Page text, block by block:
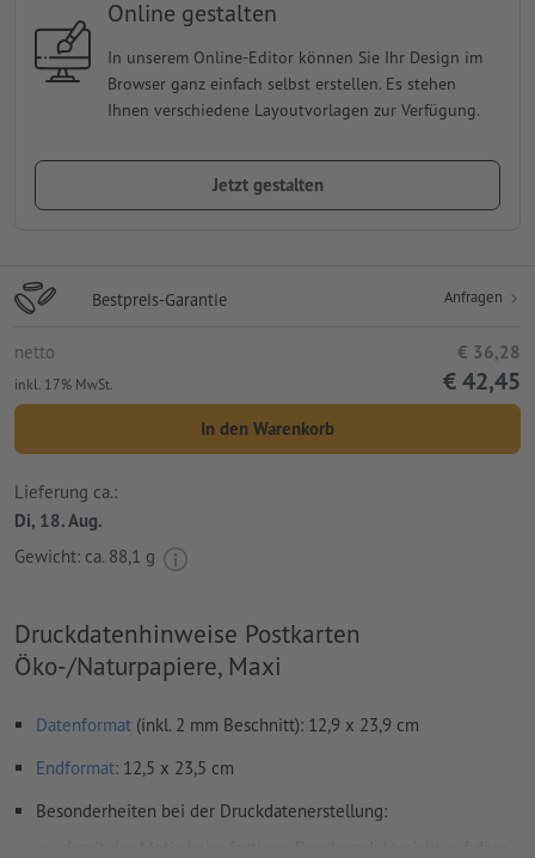
Online gestalten
In unserem Online-Editor können Sie Ihr Design im
Browser ganz einfach selbst erstellen. Es stehen
Ihnen verschiedene Layoutvorlagen zur Verfügung.
Jetzt gestalten
Bestpreis-Garantie Anfragen
netto € 36,28
inkl. 17% MwSt. € 42,45
In den Warenkorb
Lieferung ca.:
Di, 18. Aug.
Gewicht: ca. 88,1 g
Druckdatenhinweise Postkarten
Öko-/Naturpapiere, Maxi
Datenformat (inkl. 2 mm Beschnitt): 12,9 x 23,9 cm
Endformat: 12,5 x 23,5 cm
Besonderheiten bei der Druckdatenerstellung: